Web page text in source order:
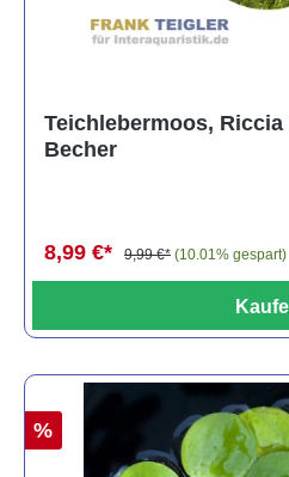
Teichlebermoos, Riccia
Becher
8,99 €* 9,99 €* (10.01% gespart)
%